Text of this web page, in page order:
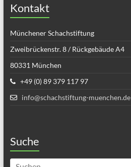
Kontakt
Münchener Schachstiftung
Zweibrückenstr. 8 / Rückgebäude A4
80331 München
+49 (0) 89 379 117 97
info@schachstiftung-muenchen.de
Suche